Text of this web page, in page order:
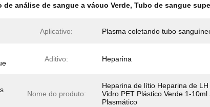
de análise de sangue a vácuo Verde, Tubo de sangue
Aplicativo: Plasma coletando tubo
Aditivo: Heparina
Nome do produto:
Heparina de lítio Heparina de LH
Vidro PET Plástico Verde 1-10ml
Plasmático